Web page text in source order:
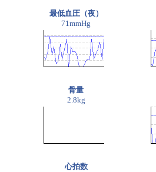
最低血圧（夜）
71mmHg
骨量
2.8kg
心拍数